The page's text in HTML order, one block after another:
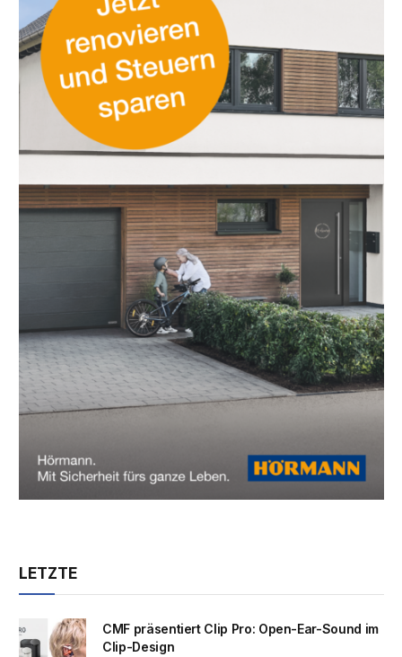
LETZTE
CMF präsentiert Clip Pro: Open-Ear-Sound im
Clip-Design